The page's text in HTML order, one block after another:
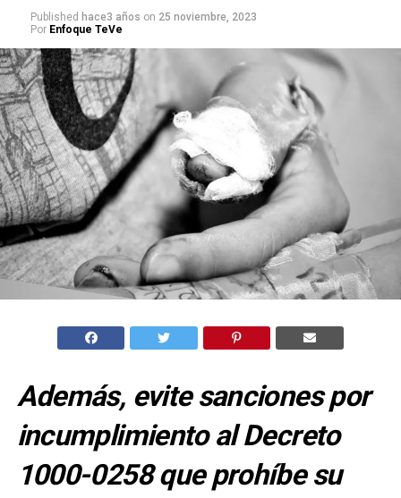
Published hace3 años on 25 noviembre, 2023
Por Enfoque TeVe
Además, evite sanciones por
incumplimiento al Decreto
1000-0258 que prohíbe su